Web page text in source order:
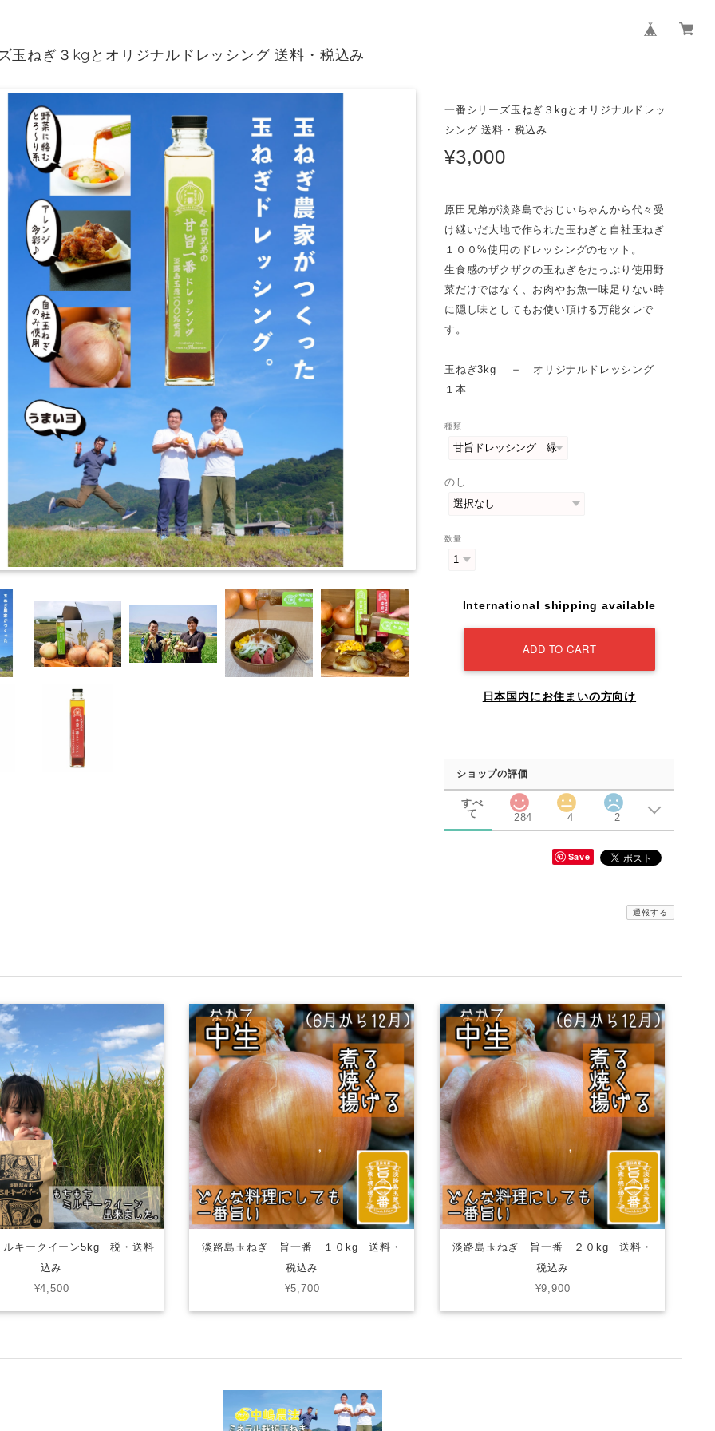
玉ねぎ３kgとオリジナルドレッシング 送料・税込み
一番シリーズ玉ねぎ３kgとオリジナルドレッ
シング 送料・税込み
¥3,000
原田兄弟が淡路島でおじいちゃんから代々受
け継いだ大地で作られた玉ねぎと自社玉ねぎ
１００%使用のドレッシングのセット。
生食感のザクザクの玉ねぎをたっぷり使用野
菜だけではなく、お肉やお魚一味足りない時
に隠し味としてもお使い頂ける万能タレで
す。
玉ねぎ3kg ＋ オリジナルドレッシング
１本
種類
のし
数量
International shipping available
ADD TO CART
日本国内にお住まいの方向け
ショップの評価
すべ
て
284 4 2
Save
通報する
ルキークイーン5kg 税・送料
込み
¥4,500
淡路島玉ねぎ 旨一番 １０kg 送料・
税込み
¥5,700
淡路島玉ねぎ 旨一番 ２０kg 送料・
税込み
¥9,900